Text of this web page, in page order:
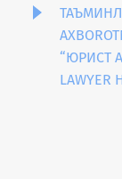
“ЮРИСТ
LAWYER